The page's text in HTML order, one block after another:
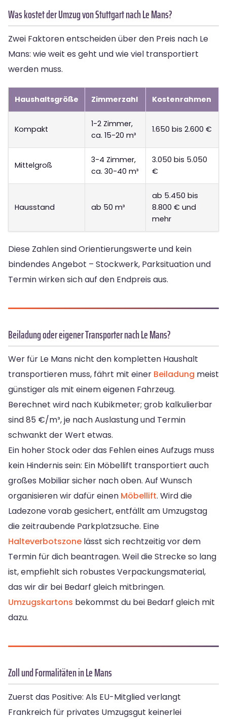
Was kostet der Umzug von Stuttgart nach Le Mans?
Zwei Faktoren entscheiden über den Preis nach Le
Mans: wie weit es geht und wie viel transportiert
werden muss.
Haushaltsgröße Zimmerzahl Kostenrahmen
Kompakt
1-2 Zimmer,
ca. 15-20 m³
1.650 bis 2.600 €
Mittelgroß
3-4 Zimmer,
ca. 30-40 m³
3.050 bis 5.050
€
Hausstand ab 50 m³
ab 5.450 bis
8.800 € und
mehr
Diese Zahlen sind Orientierungswerte und kein
bindendes Angebot – Stockwerk, Parksituation und
Termin wirken sich auf den Endpreis aus.
Beiladung oder eigener Transporter nach Le Mans?
Wer für Le Mans nicht den kompletten Haushalt
transportieren muss, fährt mit einer Beiladung meist
günstiger als mit einem eigenen Fahrzeug.
Berechnet wird nach Kubikmeter; grob kalkulierbar
sind 85 €/m³, je nach Auslastung und Termin
schwankt der Wert etwas.
Ein hoher Stock oder das Fehlen eines Aufzugs muss
kein Hindernis sein: Ein Möbellift transportiert auch
großes Mobiliar sicher nach oben. Auf Wunsch
organisieren wir dafür einen Möbellift. Wird die
Ladezone vorab gesichert, entfällt am Umzugstag
die zeitraubende Parkplatzsuche. Eine
Halteverbotszone lässt sich rechtzeitig vor dem
Termin für dich beantragen. Weil die Strecke so lang
ist, empfiehlt sich robustes Verpackungsmaterial,
das wir dir bei Bedarf gleich mitbringen.
Umzugskartons bekommst du bei Bedarf gleich mit
dazu.
Zoll und Formalitäten in Le Mans
Zuerst das Positive: Als EU-Mitglied verlangt
Frankreich für privates Umzugsgut keinerlei